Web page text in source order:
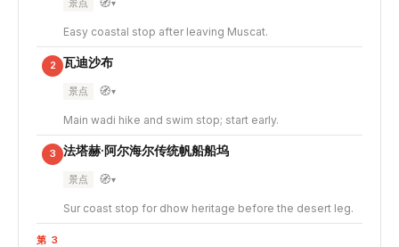
景点 🧭▾
Easy coastal stop after leaving Muscat.
2 瓦迪沙布
景点 🧭▾
Main wadi hike and swim stop; start early.
3 法塔赫·阿尔海尔传统帆船船坞
景点 🧭▾
Sur coast stop for dhow heritage before the desert leg.
第 3